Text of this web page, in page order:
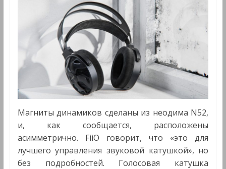
Магниты динамиков сделаны из неодима N52,
и, как сообщается, расположены
асимметрично. FiiO говорит, что «это для
лучшего управления звуковой катушкой», но
без подробностей. Голосовая катушка